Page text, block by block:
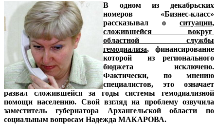
В одном из декабрьских
номеров «Бизнес-класс»
рассказывал о ситуации,
сложившейся вокруг
областной службы
гемодиализа, финансирование
которой из регионального
бюджета исключено.
Фактически, по мнению
специалистов, это означает
развал сложившейся за годы системы гемодиализной
помощи населению. Свой взгляд на проблему озвучила
заместитель губернатора Архангельской области по
социальным вопросам Надежда МАКАРОВА.